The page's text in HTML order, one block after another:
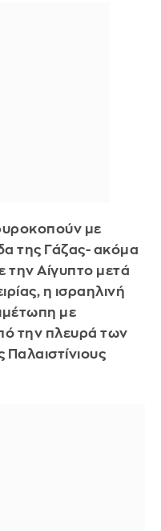
με
της Γάζας- ακόμα
την Αίγυπτο μετά
η ισραηλινή
με
την πλευρά των